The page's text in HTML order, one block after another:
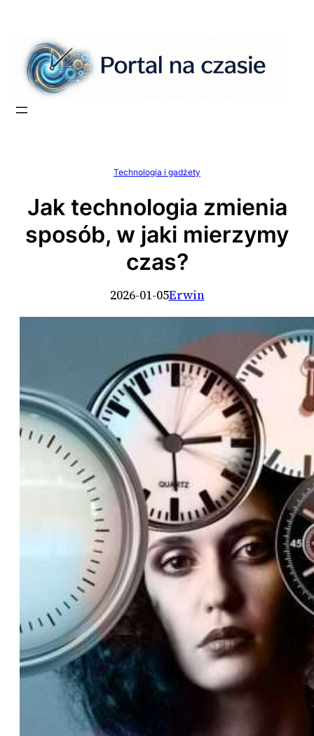
treści
Technologia i gadżety
Jak technologia zmienia
sposób, w jaki mierzymy
czas?
2026-01-05Erwin